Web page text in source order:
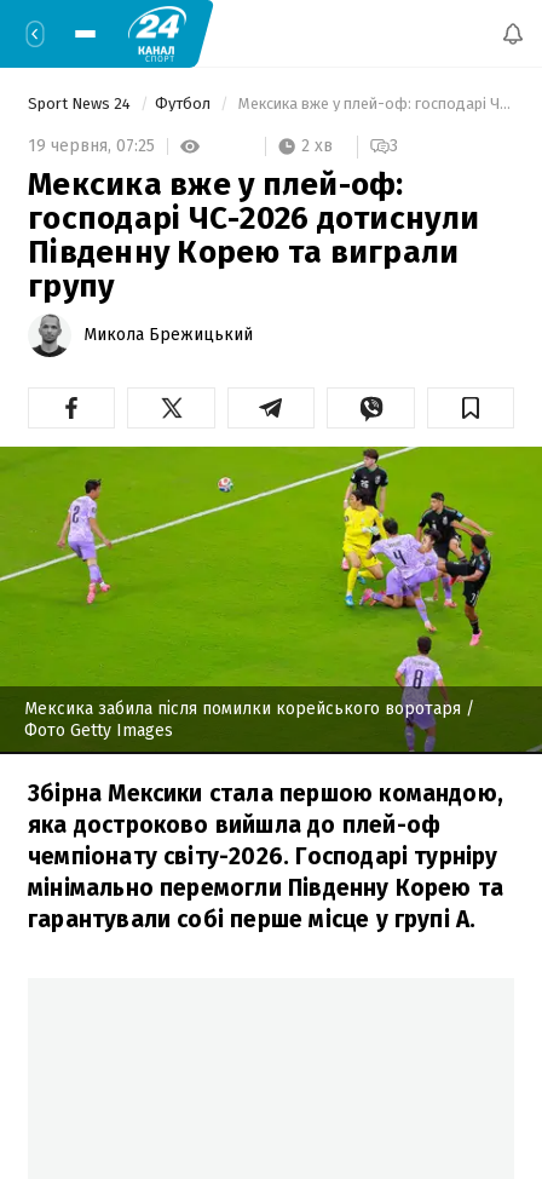
Sport News 24 Футбол Мексика вже у плей-оф: господарі ЧС-2026 дотиснули Південну Корею та виграли групу
19 червня, 07:25 2 хв 3
Мексика вже у плей-оф:
господарі ЧС-2026 дотиснули
Південну Корею та виграли
групу
Микола Брежицький
Мексика забила після помилки корейського воротаря /
Фото Getty Images
Збірна Мексики стала першою командою,
яка достроково вийшла до плей-оф
чемпіонату світу-2026. Господарі турніру
мінімально перемогли Південну Корею та
гарантували собі перше місце у групі А.